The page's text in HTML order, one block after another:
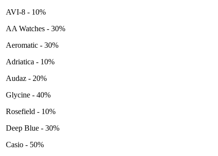
AVI-8 - 10%
AA Watches - 30%
Aeromatic - 30%
Adriatica - 10%
Audaz - 20%
Glycine - 40%
Rosefield - 10%
Deep Blue - 30%
Casio - 50%